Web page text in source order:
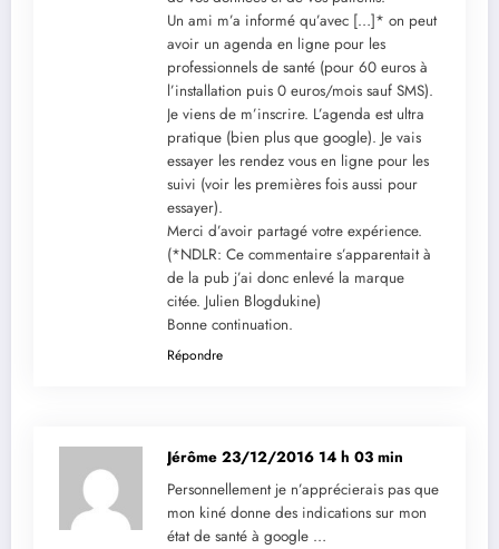
Un ami m’a informé qu’avec […]* on peut
avoir un agenda en ligne pour les
professionnels de santé (pour 60 euros à
l’installation puis 0 euros/mois sauf SMS).
Je viens de m’inscrire. L’agenda est ultra
pratique (bien plus que google). Je vais
essayer les rendez vous en ligne pour les
suivi (voir les premières fois aussi pour
essayer).
Merci d’avoir partagé votre expérience.
(*NDLR: Ce commentaire s’apparentait à
de la pub j’ai donc enlevé la marque
citée. Julien Blogdukine)
Bonne continuation.
Répondre
Jérôme 23/12/2016 14 h 03 min
Personnellement je n’apprécierais pas que
mon kiné donne des indications sur mon
état de santé à google …